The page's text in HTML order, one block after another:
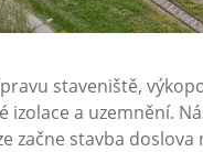
staveniště,
a uzemnění.
začne stavba